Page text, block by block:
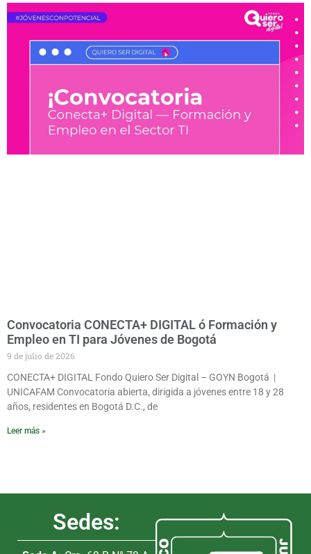
Convocatoria CONECTA+ DIGITAL ó Formación y
Empleo en TI para Jóvenes de Bogotá
9 de julio de 2026
CONECTA+ DIGITAL Fondo Quiero Ser Digital – GOYN Bogotá |
UNICAFAM Convocatoria abierta, dirigida a jóvenes entre 18 y 28
años, residentes en Bogotá D.C., de
Leer más »
Sedes: